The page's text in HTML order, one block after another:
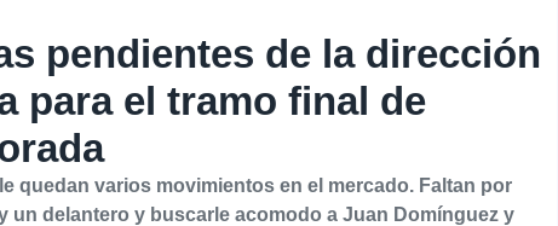
pendientes de la dirección
para el tramo final de
quedan varios movimientos en el mercado. Faltan por
un delantero y buscarle acomodo a Juan Domínguez y